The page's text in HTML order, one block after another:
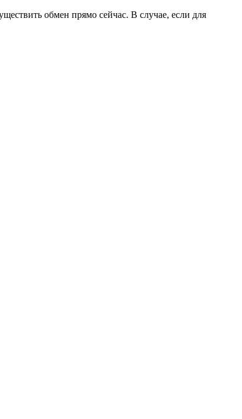
обмен прямо сейчас. В случае, если для